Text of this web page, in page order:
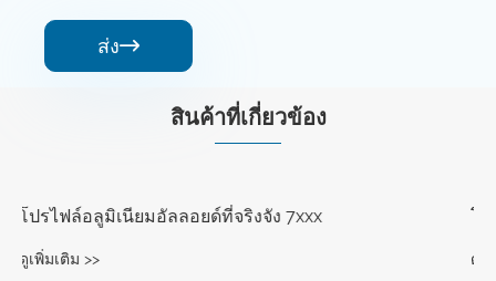
ส่ง
สินค้าที่เกี่ยวข้อง